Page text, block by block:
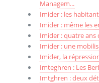
Managem...
Imider : les
Imider : même les
Imider : quatre ans
Imider : une
Imider, la
Imteghren : Les
Imtghren : deux